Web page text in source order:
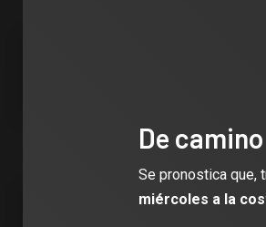
De
Se pronostica que,
miércoles a la